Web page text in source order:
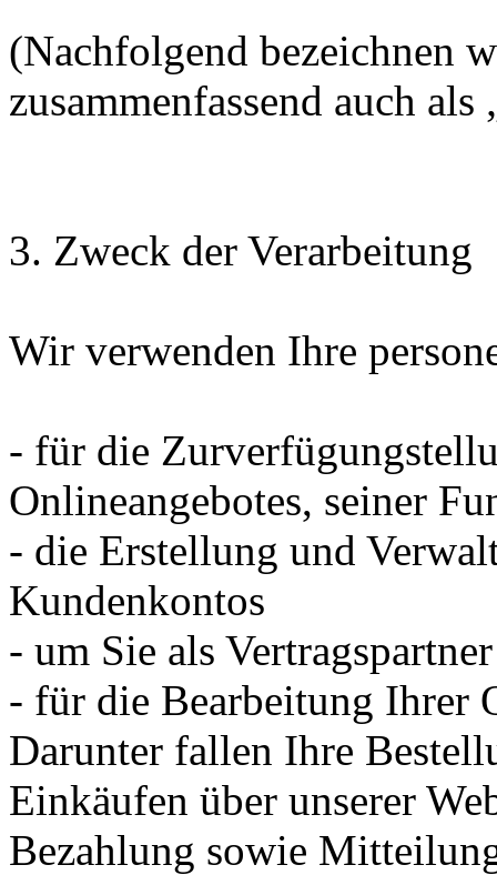
(Nachfolgend bezeichnen
zusammenfassend auch als
3. Zweck der Verarbeitung
Wir verwenden Ihre
- für die
Onlineangebotes, seiner
- die Erstellung und
Kundenkontos
- um Sie als
- für die Bearbeitung Ihrer
Darunter fallen Ihre
Einkäufen über unserer
Bezahlung sowie